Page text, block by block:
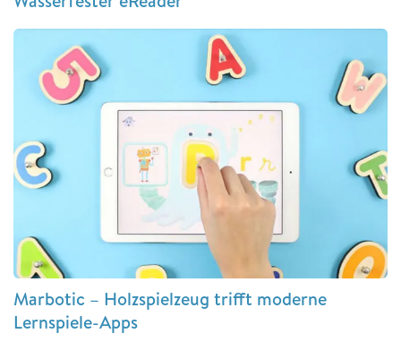
Marbotic – Holzspielzeug trifft moderne
Lernspiele-Apps